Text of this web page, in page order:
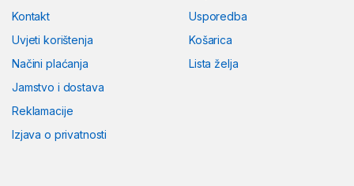
Kontakt
Uvjeti korištenja
Načini plaćanja
Jamstvo i dostava
Reklamacije
Izjava o privatnosti
Usporedba
Košarica
Lista želja